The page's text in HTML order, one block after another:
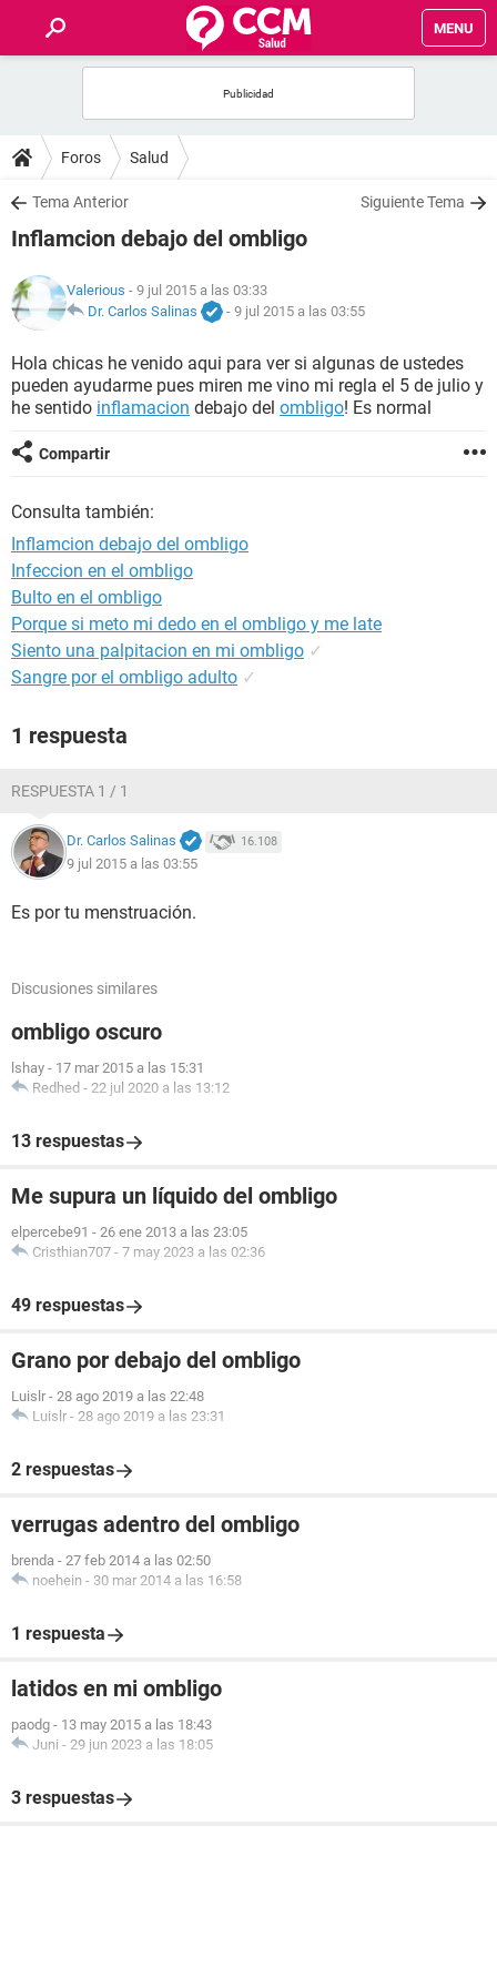
MENU
FOROS
SALUD
NUTRICIÓN
BIENESTAR
Foros Salud
Tema Anterior Siguiente Tema
Inflamcion debajo del ombligo
Valerious - 9 jul 2015 a las 03:33
Dr. Carlos Salinas
- 9 jul 2015 a las 03:55
Hola chicas he venido aqui para ver si algunas de ustedes
pueden ayudarme pues miren me vino mi regla el 5 de julio y
he sentido inflamacion debajo del ombligo! Es normal
Compartir
Consulta también:
Inflamcion debajo del ombligo
Infeccion en el ombligo
Bulto en el ombligo
Porque si meto mi dedo en el ombligo y me late
Siento una palpitacion en mi ombligo ✓
Sangre por el ombligo adulto ✓
1 respuesta
RESPUESTA 1 / 1
Dr. Carlos Salinas 16.108
9 jul 2015 a las 03:55
Es por tu menstruación.
Discusiones similares
ombligo oscuro
lshay - 17 mar 2015 a las 15:31
Redhed - 22 jul 2020 a las 13:12
13 respuestas
Me supura un líquido del ombligo
elpercebe91 - 26 ene 2013 a las 23:05
Cristhian707 - 7 may 2023 a las 02:36
49 respuestas
Grano por debajo del ombligo
Luislr - 28 ago 2019 a las 22:48
Luislr - 28 ago 2019 a las 23:31
2 respuestas
verrugas adentro del ombligo
brenda - 27 feb 2014 a las 02:50
noehein - 30 mar 2014 a las 16:58
1 respuesta
latidos en mi ombligo
paodg - 13 may 2015 a las 18:43
Juni - 29 jun 2023 a las 18:05
3 respuestas